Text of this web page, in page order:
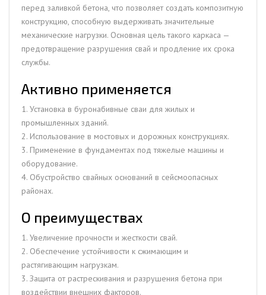
перед заливкой бетона, что позволяет создать композитную
конструкцию, способную выдерживать значительные
механические нагрузки. Основная цель такого каркаса —
предотвращение разрушения свай и продление их срока
службы.
Активно применяется
1. Установка в буронабивные сваи для жилых и
промышленных зданий.
2. Использование в мостовых и дорожных конструкциях.
3. Применение в фундаментах под тяжелые машины и
оборудование.
4. Обустройство свайных оснований в сейсмоопасных
районах.
О преимуществах
1. Увеличение прочности и жесткости свай.
2. Обеспечение устойчивости к сжимающим и
растягивающим нагрузкам.
3. Защита от растрескивания и разрушения бетона при
воздействии внешних факторов.